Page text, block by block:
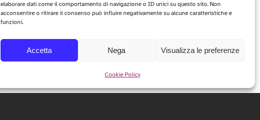
elaborare dati come il comportamento di navigazione o ID unici su questo sito. Non
acconsentire o ritirare il consenso può influire negativamente su alcune caratteristiche e
funzioni.
Accetta Nega Visualizza le preferenze
Cookie Policy
CIRCUITO OFF 2026: I PROGETTI
VINCITORI